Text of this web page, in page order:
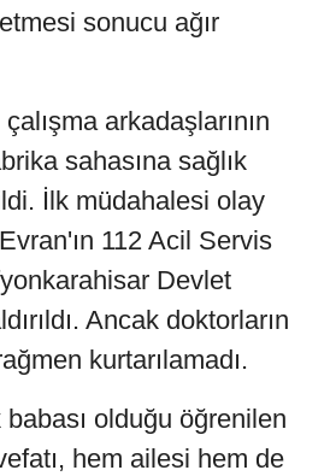
sonucu ağır
arkadaşlarının
sahasına sağlık
İlk müdahalesi olay
112 Acil Servis
Devlet
Ancak doktorların
kurtarılamadı.
olduğu öğrenilen
hem ailesi hem de